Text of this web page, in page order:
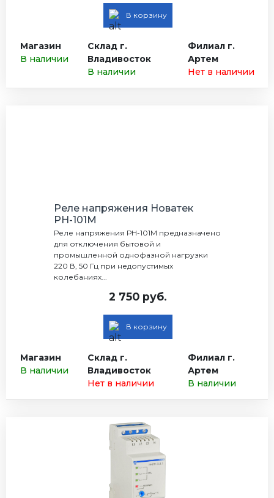
В корзину
Магазин
В наличии
Склад г.
Владивосток
В наличии
Филиал г.
Артем
Нет в наличии
Реле напряжения Новатек
РН-101М
Реле напряжения РН-101М предназначено
для отключения бытовой и
промышленной однофазной нагрузки
220 В, 50 Гц при недопустимых
колебаниях...
2 750 руб.
В корзину
Магазин
В наличии
Склад г.
Владивосток
Нет в наличии
Филиал г.
Артем
В наличии